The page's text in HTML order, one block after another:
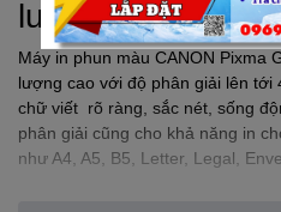
lượng bản in cao
Máy in phun màu CANON Pixma
lượng cao với độ phân giải lên tới
chữ viết rõ ràng, sắc nét, sống
phân giải cũng cho khả năng in
như A4, A5, B5, Letter, Legal,